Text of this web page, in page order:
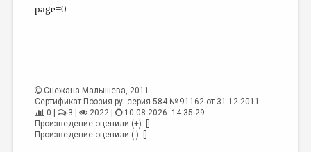
ОБЗОР ЛИТЕРАТУРЫ
КОЛОНКА РЕДАКТОРА
РЕДКОЛЛЕГИЯ
ОТ РЕДАКЦИИ
page=0
Снежана Малышева, 2011
Сертификат Поэзия.ру: серия 584 № 91162 от 31.12.2011
0 |
3 | 2022 |
10.08.2026. 14:35:29
Произведение оценили (+): []
Произведение оценили (-): []